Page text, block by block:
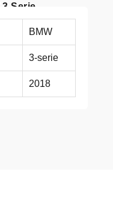
Serie
BMW
3-serie
2018